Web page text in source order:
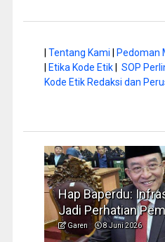
Tentang Kami Pedoman
Etika Kode Etik| SOP
Kode Etik Redaksi dan
Hap Baperdu:
Jadi Perhatian
Garen 8 Juni 2026